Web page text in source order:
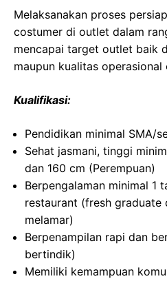
Melaksanakan proses
costumer di outlet dalam
mencapai target outlet baik
maupun kualitas operasional
Kualifikasi:
Pendidikan minimal SMA/
Sehat jasmani, tinggi
dan 160 cm (Perempuan)
Berpengalaman minimal 1
restaurant (fresh graduate
melamar)
Berpenampilan rapi dan
bertindik)
Memiliki kemampuan